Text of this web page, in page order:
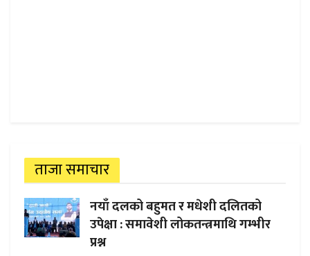
ताजा समाचार
नयाँ दलको बहुमत र मधेशी दलितको
उपेक्षा : समावेशी लोकतन्त्रमाथि गम्भीर
प्रश्न